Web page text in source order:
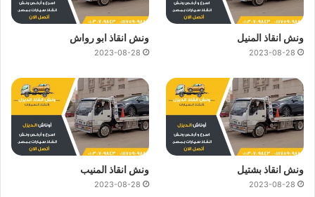
ونش انقاذ المنيل
2023-08-28
ونش انقاذ ابو رواش
2023-08-28
ونش انقاذ بشتيل
2023-08-28
ونش انقاذ المنيب
2023-08-28